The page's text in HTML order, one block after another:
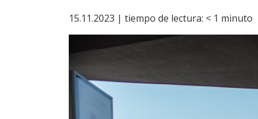
15.11.2023 | tiempo de lectura: < 1 minuto